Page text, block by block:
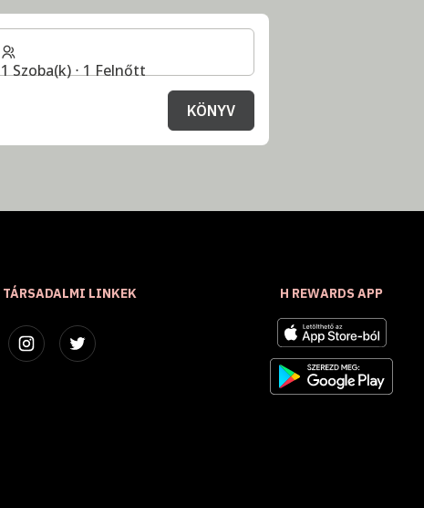
1 Szoba(k) ⋅ 1 Felnőtt
KÖNYV
TÁRSADALMI LINKEK H REWARDS APP